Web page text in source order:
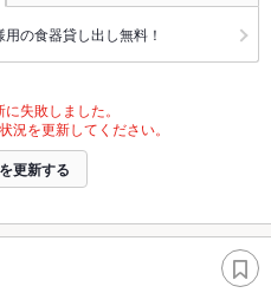
の食器貸し出し無料！
失敗しました。
況を更新してください。
更新する